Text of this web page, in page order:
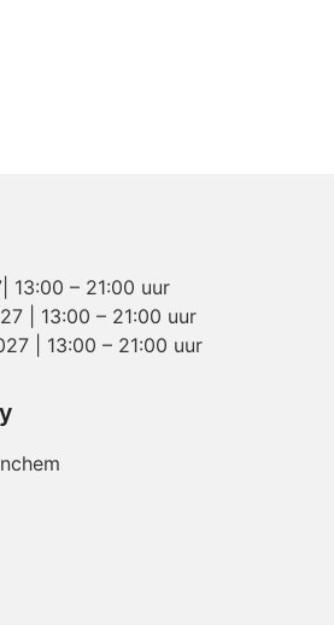
13:00 – 21:00 uur
| 13:00 – 21:00 uur
| 13:00 – 21:00 uur